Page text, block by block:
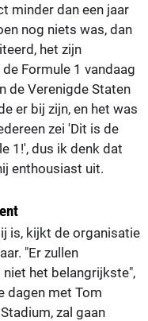
minder dan een jaar
nog niets was, dan
het zijn
Formule 1 vandaag
de Verenigde Staten
er bij zijn, en het was
zei 'Dit is de
1!', dus ik denk dat
enthousiast uit.
is, kijkt de organisatie
"Er zullen
het belangrijkste",
dagen met Tom
zal gaan